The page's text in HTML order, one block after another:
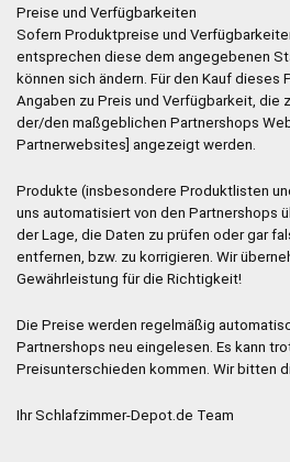
Preise und Verfügbarkeiten
Sofern Produktpreise und
entsprechen diese dem angegebenen
können sich ändern. Für den Kauf dieses
Angaben zu Preis und Verfügbarkeit, die
der/den maßgeblichen Partnershops
Partnerwebsites] angezeigt werden.
Produkte (insbesondere Produktlisten
uns automatisiert von den Partnershops
der Lage, die Daten zu prüfen oder gar
entfernen, bzw. zu korrigieren. Wir
Gewährleistung für die Richtigkeit!
Die Preise werden regelmäßig
Partnershops neu eingelesen. Es kann
Preisunterschieden kommen. Wir bitten
Ihr Schlafzimmer-Depot.de Team